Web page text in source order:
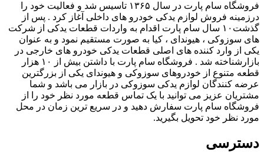
فروشگاه سام پارت در سال ۱۳۶۵ تاسیس شد و فعالیت خود را
درزمینه فروش لوازم یدکی خودرو های داخلی آغاز کرد . پس از
گذشت۱۰ سال سام پارت اقدام به واردات قطعات یدکی از شرکت
های سوزوکی ، هیوندای ، کیا به صورت مستقیم نمود و به عنوان
یکی از وارد کننده های اصلی قطعات یدکی خودرو های خارجی در
بازارشناخته شد . فروشگاه سام پارت با داشتن بیش از ۱۰ هزار
قطعه متنوع از خودروهای سوزوکی و هیوندای یکی از بزرگترین
عرضه کنندگان لوازم یدکی سوزوکی در بازار می باشد و شما
مشتریان عزیز می توانید با یک تماس قطعه مورد نظر خود را از
فروشگاه سام پارت سفارش دهید و در سریع ترین زمان در محل
مورد نظر خود تحویل بگیرید.
دسترسی